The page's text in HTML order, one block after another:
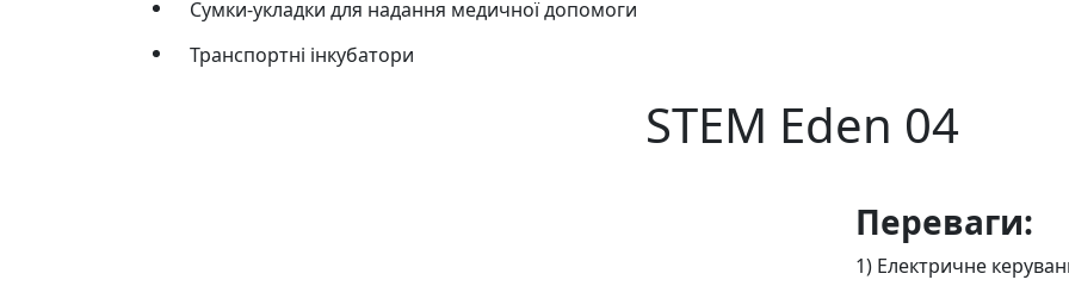
Сумки-укладки для надання медичної допомоги
Транспортні інкубатори
STEM Eden 04
Переваги:
1) Електричне